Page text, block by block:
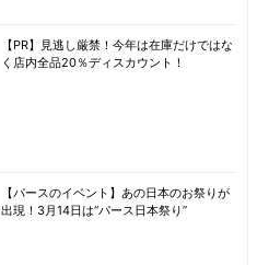
【PR】見逃し厳禁！今年は在庫だけではな
く店内全品20％ディスカウント！
【パースのイベント】あの日本のお祭りが
出現！3月14日は“パース日本祭り”